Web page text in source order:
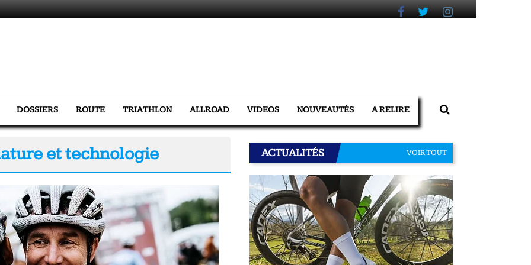
DOSSIERS ROUTE TRIATHLON ALLROAD VIDEOS NOUVEAUTÉS A RELIRE
et technologie ACTUALITÉS VOIR TOUT